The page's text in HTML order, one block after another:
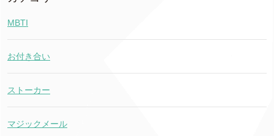
MBTI
お付き合い
ストーカー
マジックメール